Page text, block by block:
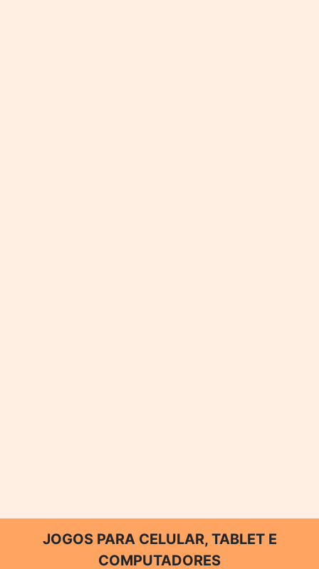
JOGOS PARA CELULAR, TABLET E
COMPUTADORES